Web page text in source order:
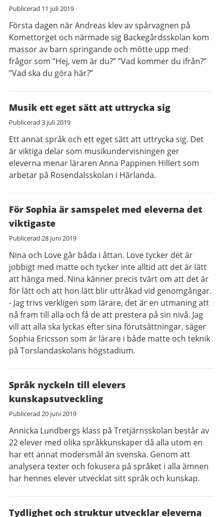
Publicerad 11 juli 2019
Första dagen när Andreas klev av spårvagnen på
Komettorget och närmade sig Backegårdsskolan kom
massor av barn springande och mötte upp med
frågor som ”Hej, vem är du?” ”Vad kommer du ifrån?”
”Vad ska du göra här?”
Musik ett eget sätt att uttrycka sig
Publicerad 3 juli 2019
Ett annat språk och ett eget sätt att uttrycka sig. Det
är viktiga delar som musikundervisningen ger
eleverna menar läraren Anna Pappinen Hillert som
arbetar på Rosendalsskolan i Härlanda.
För Sophia är samspelet med eleverna det
viktigaste
Publicerad 28 juni 2019
Nina och Love går båda i åttan. Love tycker det är
jobbigt med matte och tycker inte alltid att det är lätt
att hänga med. Nina känner precis tvärt om att det är
för lätt och att hon lätt blir uttråkad vid genomgångar.
- Jag trivs verkligen som lärare, det är en utmaning att
nå fram till alla och få de att prestera på sin nivå. Jag
vill att alla ska lyckas efter sina förutsättningar, säger
Sophia Ericsson som är lärare i både matte och teknik
på Torslandaskolans högstadium.
Språk nyckeln till elevers
kunskapsutveckling
Publicerad 20 juni 2019
Annicka Lundbergs klass på Tretjärnsskolan består av
22 elever med olika språkkunskaper då alla utom en
har ett annat modersmål än svenska. Genom att
analysera texter och fokusera på språket i alla ämnen
har hennes elever utvecklat sitt språk och kunskap.
Tydlighet och struktur utvecklar eleverna